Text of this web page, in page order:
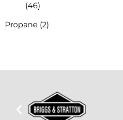
(46)
Propane (2)